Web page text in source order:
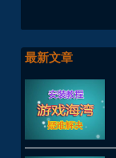
最新文章